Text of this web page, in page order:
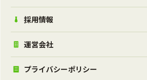
採用情報
運営会社
プライバシーポリシー